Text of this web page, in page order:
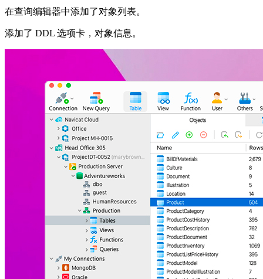
在查询编辑器中添加了对象列表。
添加了 DDL 选项卡，对象信息。